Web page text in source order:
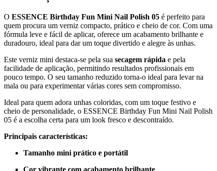
O ESSENCE Birthday Fun Mini Nail Polish 05 é perfeito para
quem procura um verniz compacto, prático e cheio de cor. Com uma
fórmula leve e fácil de aplicar, oferece um acabamento brilhante e
duradouro, ideal para dar um toque divertido e alegre às unhas.
Este verniz mini destaca-se pela sua secagem rápida e pela
facilidade de aplicação, permitindo resultados profissionais em
pouco tempo. O seu tamanho reduzido torna-o ideal para levar na
mala ou para experimentar várias cores sem compromisso.
Ideal para quem adora unhas coloridas, com um toque festivo e
cheio de personalidade, o ESSENCE Birthday Fun Mini Nail Polish
05 é a escolha certa para um look fresco e descontraído.
Principais características:
Tamanho mini prático e portátil
Cor vibrante com acabamento brilhante